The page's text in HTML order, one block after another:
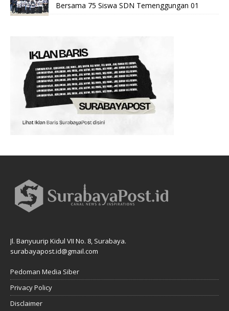
Bersama 75 Siswa SDN Temenggungan 01
Jl. Banyuurip Kidul VII No. 8, Surabaya.
surabayapost.id@gmail.com
Pedoman Media Siber
Privacy Policy
Disclaimer